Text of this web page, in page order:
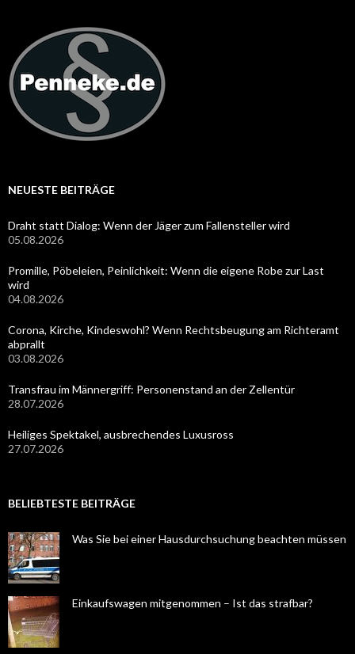
NEUESTE BEITRÄGE
Draht statt Dialog: Wenn der Jäger zum Fallensteller wird
05.08.2026
Promille, Pöbeleien, Peinlichkeit: Wenn die eigene Robe zur Last
wird
04.08.2026
Corona, Kirche, Kindeswohl? Wenn Rechtsbeugung am Richteramt
abprallt
03.08.2026
Transfrau im Männergriff: Personenstand an der Zellentür
28.07.2026
Heiliges Spektakel, ausbrechendes Luxusross
27.07.2026
BELIEBTESTE BEITRÄGE
Was Sie bei einer Hausdurchsuchung beachten müssen
Einkaufswagen mitgenommen – Ist das strafbar?